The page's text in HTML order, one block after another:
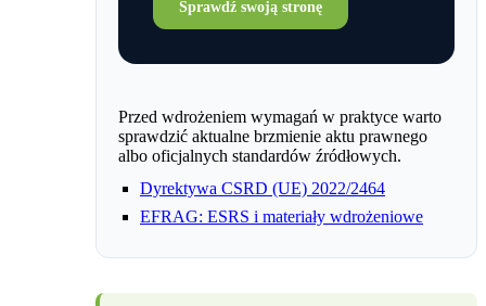
Sprawdź swoją stronę
Przed wdrożeniem wymagań w praktyce warto
sprawdzić aktualne brzmienie aktu prawnego
albo oficjalnych standardów źródłowych.
Dyrektywa CSRD (UE) 2022/2464
EFRAG: ESRS i materiały wdrożeniowe